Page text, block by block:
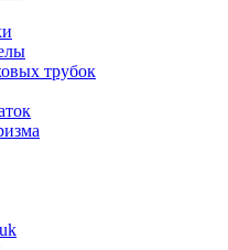
трубок